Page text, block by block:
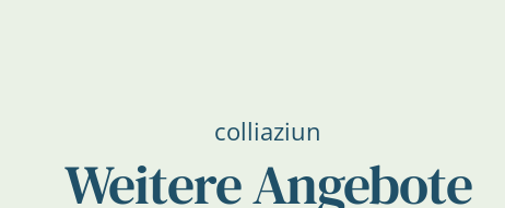
colliaziun
Weitere Angebote